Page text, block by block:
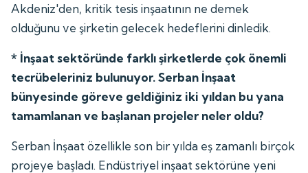
Akdeniz'den, kritik tesis inşaatının ne demek
olduğunu ve şirketin gelecek hedeflerini dinledik.
* İnşaat sektöründe farklı şirketlerde çok önemli
tecrübeleriniz bulunuyor. Serban İnşaat
bünyesinde göreve geldiğiniz iki yıldan bu yana
tamamlanan ve başlanan projeler neler oldu?
Serban İnşaat özellikle son bir yılda eş zamanlı birçok
projeye başladı. Endüstriyel inşaat sektörüne yeni